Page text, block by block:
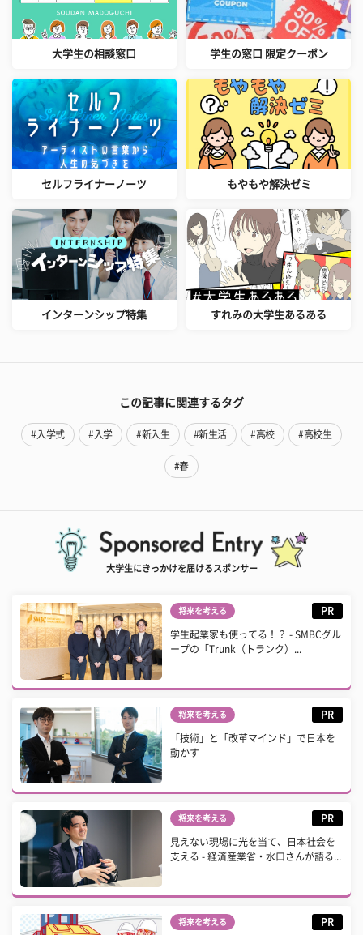
大学生の相談窓口 学生の窓口 限定クーポン
セルフライナーノーツ もやもや解決ゼミ
インターンシップ特集 すれみの大学生あるある
この記事に関連するタグ
#入学式 #入学 #新入生 #新生活 #高校 #高校生
#春
大学生にきっかけを届けるスポンサー
将来を考える PR
学生起業家も使ってる！？ - SMBCグル
ープの「Trunk（トランク）...
将来を考える PR
「技術」と「改革マインド」で日本を
動かす
将来を考える PR
見えない現場に光を当て、日本社会を
支える - 経済産業省・水口さんが語る...
将来を考える PR